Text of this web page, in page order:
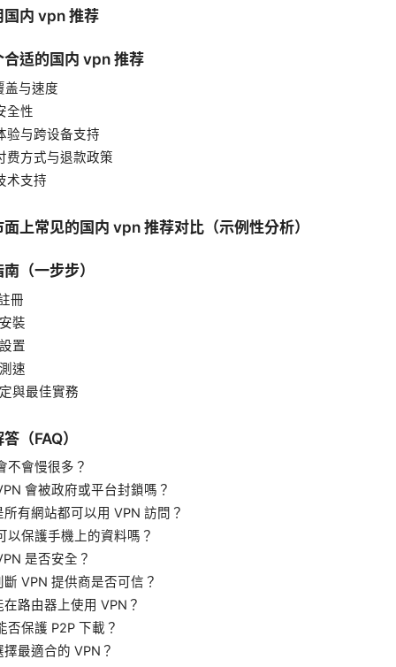
内 vpn 推荐
适的国内 vpn 推荐
盖与速度
全性
验与跨设备支持
费方式与退款政策
术支持
上常见的国内 vpn 推荐对比（示例性分析）
（一步步）
冊
裝
置
速
與最佳實務
（FAQ）
不會慢很多？
會被政府或平台封鎖嗎？
有網站都可以用 VPN 訪問？
以保護手機上的資料嗎？
是否安全？
VPN 提供商是否可信？
路由器上使用 VPN？
否保護 P2P 下載？
最適合的 VPN？